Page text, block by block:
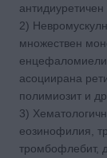
2)
множествен
асоциирана
полимиозит и
3)
еозинофилия,
тромбофлебит,